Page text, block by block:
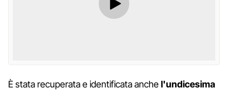
È stata recuperata e identificata anchel'undicesima